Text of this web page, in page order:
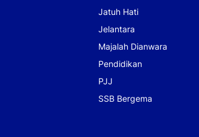
Jatuh Hati
Jelantara
Majalah Dianwara
Pendidikan
PJJ
SSB Bergema